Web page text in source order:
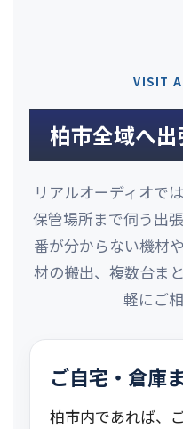
VISIT
柏市全域へ
リアルオーディオで
保管場所まで伺う出
番が分からない機材
材の搬出、複数台ま
軽にご
ご自宅・倉庫
柏市内であれば、